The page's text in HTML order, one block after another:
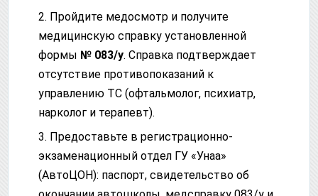
2. Пройдите медосмотр и получите
медицинскую справку установленной
формы № 083/у. Справка подтверждает
отсутствие противопоказаний к
управлению ТС (офтальмолог, психиатр,
нарколог и терапевт).
3. Предоставьте в регистрационно-
экзаменационный отдел ГУ «Унаа»
(АвтоЦОН): паспорт, свидетельство об